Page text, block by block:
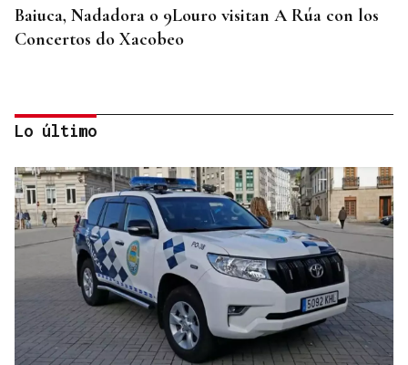
Baiuca, Nadadora o 9Louro visitan A Rúa con los
Concertos do Xacobeo
ASOCIACIONES EMPRESARIALES
La Asociación Empresarial de Valdeorras busca
continuar con la línea actual de promoción
Lo último